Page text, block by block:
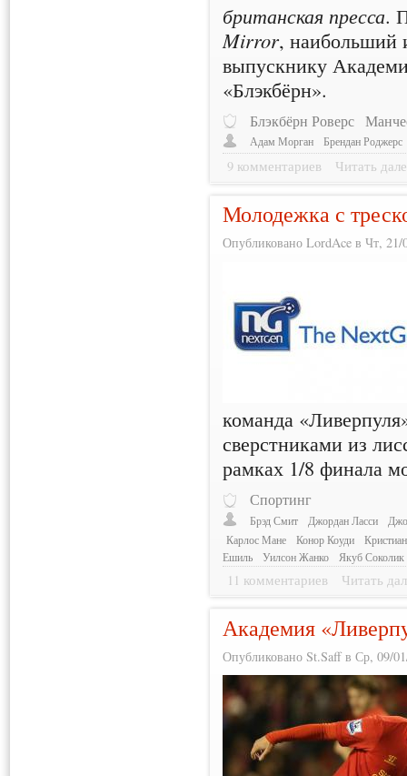
британская пресса.
Mirror, наибольший
выпускнику
«Блэкбёрн».
Блэкбёрн Роверс
Адам Морган Брендан Роджерс
9 комментариев Читать
Молодежка с
Опубликовано LordAce в Чт, 21/
команда
сверстниками из
рамках 1/8 финала
Спортинг
Брэд Смит Джордан Ласси
Карлос Мане
Конор Коуди
Ешиль
Уилсон Жанко Якуб Соколик
11 комментариев Читать
Академия
Опубликовано St.Saff в Ср, 09/